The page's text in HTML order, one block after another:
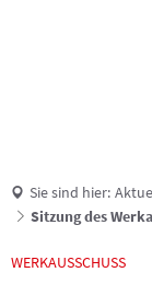
Sie sind hier:
Sitzung des
WERKAUSSCHUSS